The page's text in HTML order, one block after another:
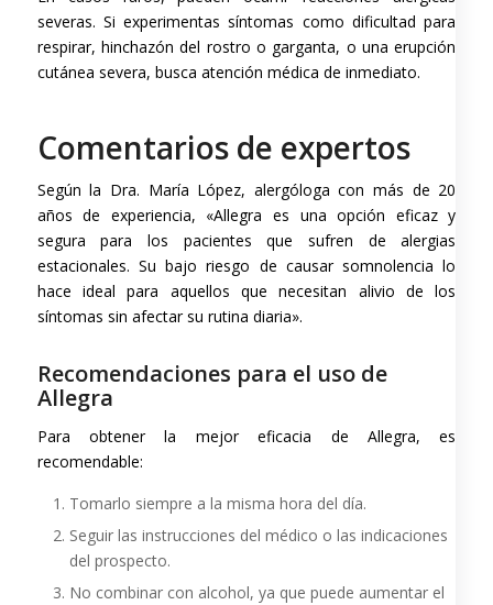
severas. Si experimentas síntomas como dificultad para
respirar, hinchazón del rostro o garganta, o una erupción
cutánea severa, busca atención médica de inmediato.
Comentarios de expertos
Según la Dra. María López, alergóloga con más de 20
años de experiencia, «Allegra es una opción eficaz y
segura para los pacientes que sufren de alergias
estacionales. Su bajo riesgo de causar somnolencia lo
hace ideal para aquellos que necesitan alivio de los
síntomas sin afectar su rutina diaria».
Recomendaciones para el uso de
Allegra
Para obtener la mejor eficacia de Allegra, es
recomendable:
Tomarlo siempre a la misma hora del día.
Seguir las instrucciones del médico o las indicaciones
del prospecto.
No combinar con alcohol, ya que puede aumentar el